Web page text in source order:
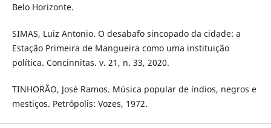
Belo Horizonte.
SIMAS, Luiz Antonio. O desabafo sincopado da cidade: a
Estação Primeira de Mangueira como uma instituição
política. Concinnitas. v. 21, n. 33, 2020.
TINHORÃO, José Ramos. Música popular de índios, negros e
mestiços. Petrópolis: Vozes, 1972.